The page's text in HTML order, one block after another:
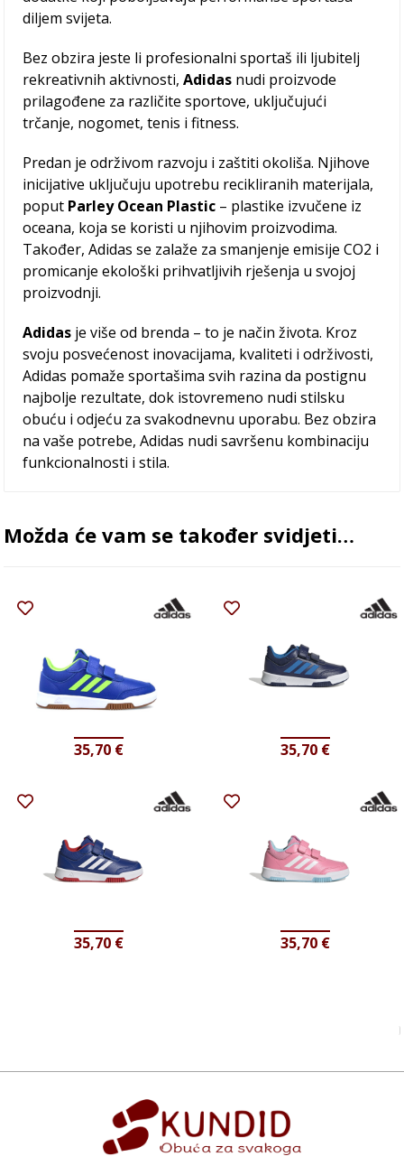
diljem svijeta.
Bez obzira jeste li profesionalni sportaš ili ljubitelj
rekreativnih aktivnosti,Adidas nudi proizvode
prilagođene za različite sportove, uključujući
trčanje, nogomet, tenis i fitness.
Predan je održivom razvoju i zaštiti okoliša. Njihove
inicijative uključuju upotrebu recikliranih materijala,
poput Parley Ocean Plastic – plastike izvučene iz
oceana, koja se koristi u njihovim proizvodima.
Također, Adidas se zalaže za smanjenje emisije CO2 i
promicanje ekološki prihvatljivih rješenja u svojoj
proizvodnji.
Adidas je više od brenda – to je način života. Kroz
svoju posvećenost inovacijama, kvaliteti i održivosti,
Adidas pomaže sportašima svih razina da postignu
najbolje rezultate, dok istovremeno nudi stilsku
obuću i odjeću za svakodnevnu uporabu. Bez obzira
na vaše potrebe, Adidas nudi savršenu kombinaciju
funkcionalnosti i stila.
Možda će vam se također svidjeti…
35,70 € 35,70 €
35,70 € 35,70 €